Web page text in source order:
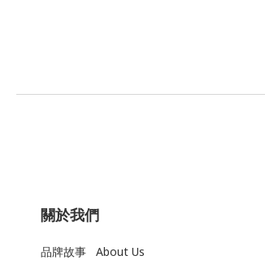
關於我們
品牌故事 About Us